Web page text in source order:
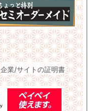
企業/サイトの証明書